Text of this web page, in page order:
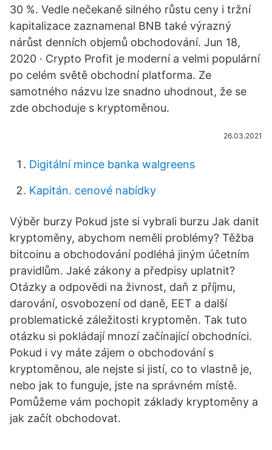
30 %. Vedle nečekaně silného růstu ceny i tržní
kapitalizace zaznamenal BNB také výrazný
nárůst denních objemů obchodování. Jun 18,
2020 · Crypto Profit je moderní a velmi populární
po celém světě obchodní platforma. Ze
samotného názvu lze snadno uhodnout, že se
zde obchoduje s kryptoměnou.
26.03.2021
Digitální mince banka walgreens
Kapitán. cenové nabídky
Výběr burzy Pokud jste si vybrali burzu Jak danit
kryptoměny, abychom neměli problémy? Těžba
bitcoinu a obchodování podléhá jiným účetním
pravidlům. Jaké zákony a předpisy uplatnit?
Otázky a odpovědi na živnost, daň z příjmu,
darování, osvobození od daně, EET a další
problematické záležitosti kryptoměn. Tak tuto
otázku si pokládají mnozí začínající obchodníci.
Pokud i vy máte zájem o obchodování s
kryptoměnou, ale nejste si jistí, co to vlastně je,
nebo jak to funguje, jste na správném místě.
Pomůžeme vám pochopit základy kryptoměny a
jak začít obchodovat.